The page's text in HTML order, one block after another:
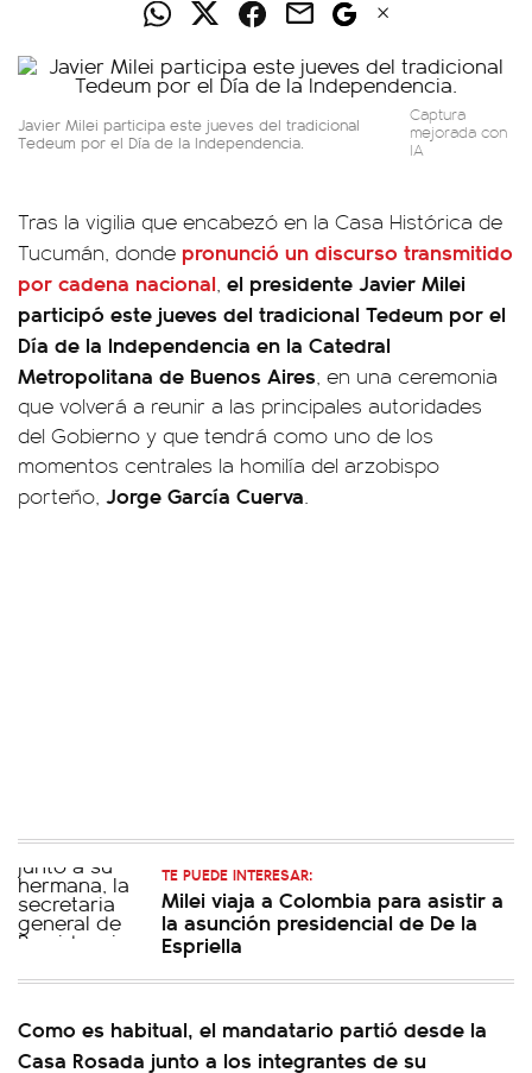
Javier Milei participa este jueves del tradicional
Tedeum por el Día de la Independencia.
Captura
mejorada con
IA
Tras la vigilia que encabezó en la Casa Histórica de
Tucumán, donde pronunció un discurso transmitido
por cadena nacional, el presidente Javier Milei
participó este jueves del tradicional Tedeum por el
Día de la Independencia en la Catedral
Metropolitana de Buenos Aires, en una ceremonia
que volverá a reunir a las principales autoridades
del Gobierno y que tendrá como uno de los
momentos centrales la homilía del arzobispo
porteño, Jorge García Cuerva.
TE PUEDE INTERESAR:
Milei viaja a Colombia para asistir a
la asunción presidencial de De la
Espriella
Como es habitual, el mandatario partió desde la
Casa Rosada junto a los integrantes de su